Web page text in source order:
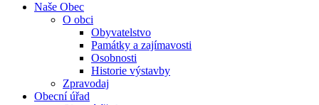
Naše Obec
O obci
Obyvatelstvo
Památky a zajímavosti
Osobnosti
Historie výstavby
Zpravodaj
Obecní úřad